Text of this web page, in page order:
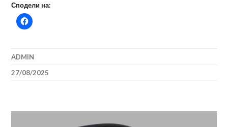
Сподели на:
ADMIN
27/08/2025